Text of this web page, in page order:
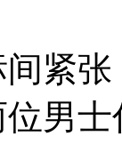
紧
男